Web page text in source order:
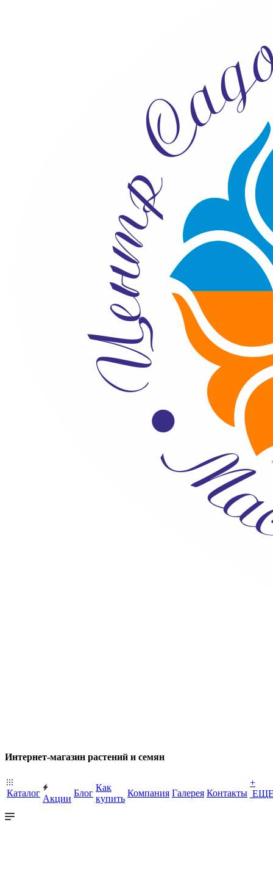
Интернет-магазин растений и семян
Каталог
Акции
Блог
Как
купить
Компания Галерея Контакты
+